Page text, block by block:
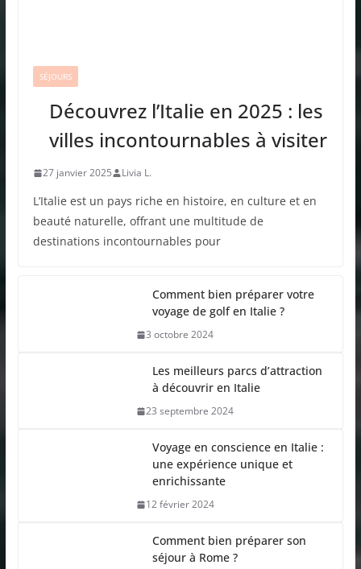
SÉJOURS
Découvrez l’Italie en 2025 : les
villes incontournables à visiter
27 janvier 2025 Livia L.
L’Italie est un pays riche en histoire, en culture et en
beauté naturelle, offrant une multitude de
destinations incontournables pour
Comment bien préparer votre
voyage de golf en Italie ?
3 octobre 2024
Les meilleurs parcs d’attraction
à découvrir en Italie
23 septembre 2024
Voyage en conscience en Italie :
une expérience unique et
enrichissante
12 février 2024
Comment bien préparer son
séjour à Rome ?